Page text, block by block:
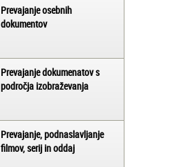
Prevajanje osebnih
dokumentov
Prevajanje dokumenatov s
področja izobraževanja
Prevajanje, podnaslavljanje
filmov, serij in oddaj